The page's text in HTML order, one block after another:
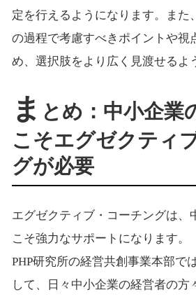
定を行えるようになります。また
の過程で考慮すべきポイントや視
め、選択肢をより広く見渡せるよ
ま とめ：中小企業
こそエグゼクティ
グが必要
エグゼクティブ・コーチングは、
こそ強力なサポートになります。
PHP研究所の経営共創事業本部で
して、日々中小企業の経営者の方